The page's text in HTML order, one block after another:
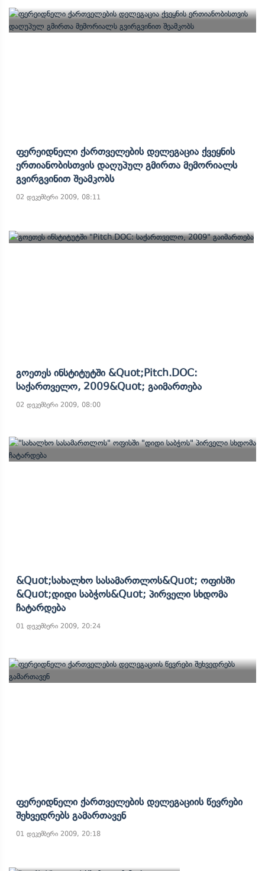
Ფერეიდნელი Ქართველების Დელეგაცია Ქვეყნის
Ერთიანობისთვის Დაღუპულ Გმირთა Მემორიალს
Გვირგვინით Შეამკობს
02 დეკემბერი 2009, 08:11
Გოეთეს Ინსტიტუტში &quot;Pitch.DOC:
Საქართველო, 2009&quot; Გაიმართება
02 დეკემბერი 2009, 08:00
&quot;სახალხო Სასამართლოს&quot; Ოფისში
&quot;დიდი Საბჭოს&quot; Პირველი Სხდომა
Ჩატარდება
01 დეკემბერი 2009, 20:24
Ფერეიდნელი Ქართველების Დელეგაციის Წევრები
Შეხვედრებს Გამართავენ
01 დეკემბერი 2009, 20:18